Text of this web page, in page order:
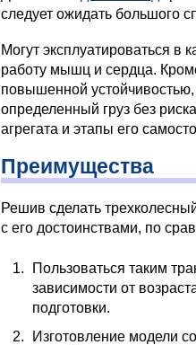
следует ожидать большого
Могут эксплуатироваться в
работу мышц и сердца.
повышенной
определенный груз без
агрегата и этапы его
Преимущества
Решив сделать
с его достоинствами, по
Пользоваться таким
зависимости от
подготовки.
Изготовление модели